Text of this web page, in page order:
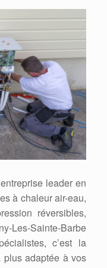
leader en
à chaleur air-eau,
réversibles,
Sainte-Barbe
c’est la
plus adaptée à vos